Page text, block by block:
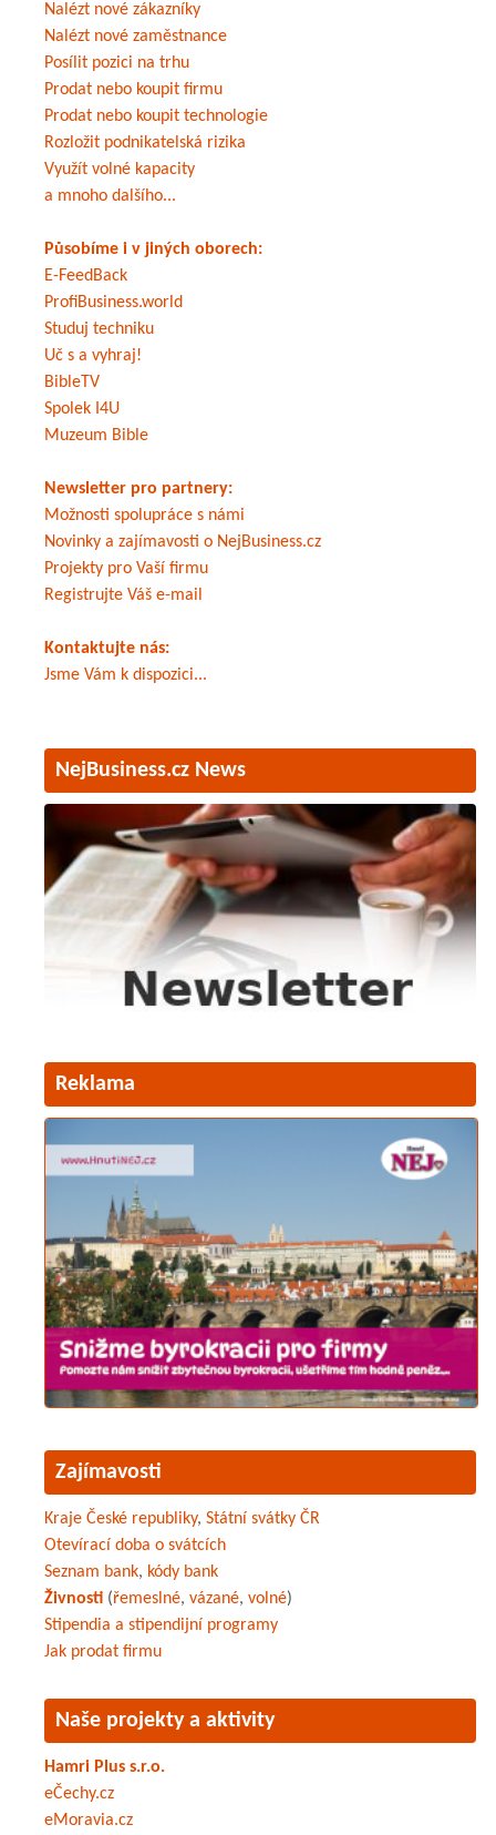
Nalézt nové zákazníky
Nalézt nové zaměstnance
Posílit pozici na trhu
Prodat nebo koupit firmu
Prodat nebo koupit technologie
Rozložit podnikatelská rizika
Využít volné kapacity
a mnoho dalšího...
Působíme i v jiných oborech:
E-FeedBack
ProfiBusiness.world
Studuj techniku
Uč s a vyhraj!
BibleTV
Spolek I4U
Muzeum Bible
Newsletter pro partnery:
Možnosti spolupráce s námi
Novinky a zajímavosti o NejBusiness.cz
Projekty pro Vaší firmu
Registrujte Váš e-mail
Kontaktujte nás:
Jsme Vám k dispozici...
NejBusiness.cz News
Reklama
Zajímavosti
Kraje České republiky, Státní svátky ČR
Otevírací doba o svátcích
Seznam bank, kódy bank
Živnosti (řemeslné, vázané, volné)
Stipendia a stipendijní programy
Jak prodat firmu
Naše projekty a aktivity
Hamri Plus s.r.o.
eČechy.cz
eMoravia.cz